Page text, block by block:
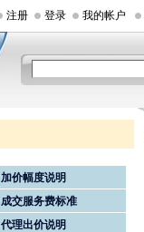
注册 登录 我的帐户
加价幅度说明
成交服务费标准
代理出价说明